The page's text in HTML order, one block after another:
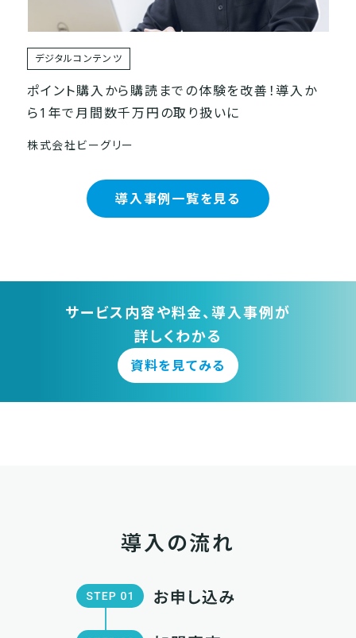
デジタルコンテンツ
ポイント購入から購読までの体験を改善！導入か
ら1年で月間数千万円の取り扱いに
株式会社ビーグリー
導入事例一覧を見る
サービス内容や料金、導入事例が
詳しくわかる
資料を見てみる
導入の流れ